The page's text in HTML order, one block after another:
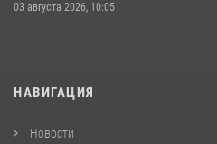
03 августа 2026, 10:05
НАВИГАЦИЯ
Новости